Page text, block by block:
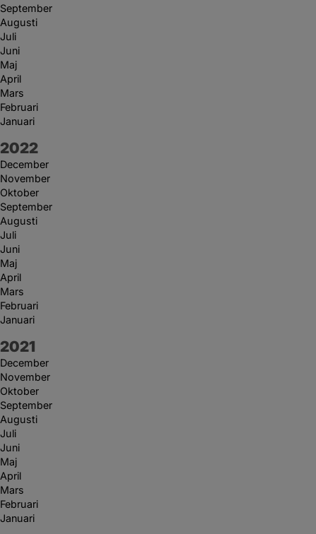
September
Augusti
Juli
Juni
Maj
April
Mars
Februari
Januari
År:
2022
December
November
Oktober
September
Augusti
Juli
Juni
Maj
April
Mars
Februari
Januari
År:
2021
December
November
Oktober
September
Augusti
Juli
Juni
Maj
April
Mars
Februari
Januari